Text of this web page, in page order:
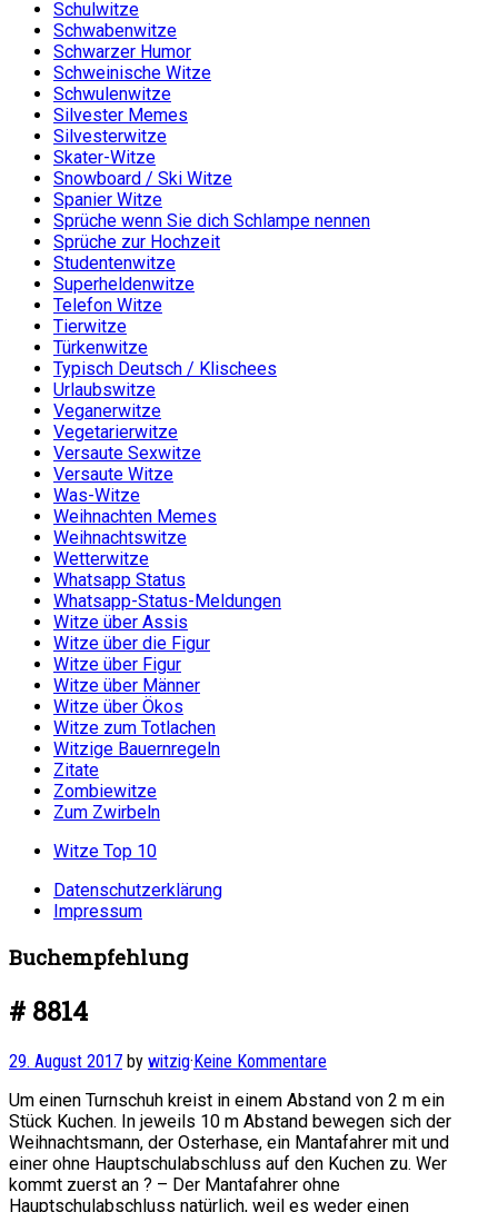
Schulwitze
Schwabenwitze
Schwarzer Humor
Schweinische Witze
Schwulenwitze
Silvester Memes
Silvesterwitze
Skater-Witze
Snowboard / Ski Witze
Spanier Witze
Sprüche wenn Sie dich Schlampe nennen
Sprüche zur Hochzeit
Studentenwitze
Superheldenwitze
Telefon Witze
Tierwitze
Türkenwitze
Typisch Deutsch / Klischees
Urlaubswitze
Veganerwitze
Vegetarierwitze
Versaute Sexwitze
Versaute Witze
Was-Witze
Weihnachten Memes
Weihnachtswitze
Wetterwitze
Whatsapp Status
Whatsapp-Status-Meldungen
Witze über Assis
Witze über die Figur
Witze über Figur
Witze über Männer
Witze über Ökos
Witze zum Totlachen
Witzige Bauernregeln
Zitate
Zombiewitze
Zum Zwirbeln
Witze Top 10
Datenschutzerklärung
Impressum
Buchempfehlung
# 8814
29. August 2017 by witzig·Keine Kommentare
Um einen Turnschuh kreist in einem Abstand von 2 m ein
Stück Kuchen. In jeweils 10 m Abstand bewegen sich der
Weihnachtsmann, der Osterhase, ein Mantafahrer mit und
einer ohne Hauptschulabschluss auf den Kuchen zu. Wer
kommt zuerst an ? – Der Mantafahrer ohne
Hauptschulabschluss natürlich, weil es weder einen